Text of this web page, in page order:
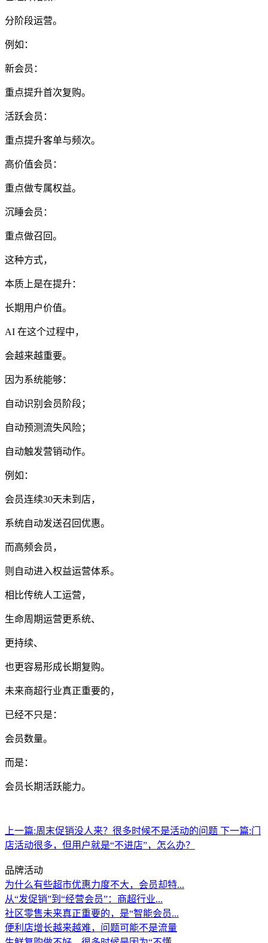
分阶段运营。
例如：
新会员：
重点提升首次复购。
活跃会员：
重点提升客单与频次。
高价值会员：
重点做专属权益。
沉睡会员：
重点做召回。
这种方式，
本质上是在提升：
长期用户价值。
AI 在这个过程中，
会越来越重要。
因为系统能够：
自动识别会员阶段；
自动预测流失风险；
自动触发营销动作。
例如：
会员连续30天未到店，
系统自动发送召回优惠。
而高频会员，
则自动进入权益运营体系。
相比传统人工运营，
生命周期运营更系统、
更持续、
也更容易形成长期复购。
未来商超行业真正重要的，
已经不只是：
会员数量。
而是：
会员长期活跃能力。
上一篇:周末促销没人来？很多时候不是活动的问题 下一篇:门
店活动很多，但用户就是“不进店”，怎么办？
品牌活动
为什么有些超市优惠力度不大，会员却特...
从“发促销”到“经营会员”：商超行业...
社区零售未来真正重要的，是“智能会员...
便利店增长越来越难，问题可能不是流量